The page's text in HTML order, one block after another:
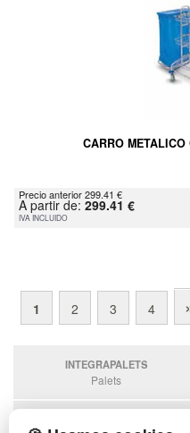
CARRO
Precio anterior 299.41 €
A partir de: 299.41 €
IVA INCLUIDO
1 2 3 4
INTEGRAPALETS
Palets